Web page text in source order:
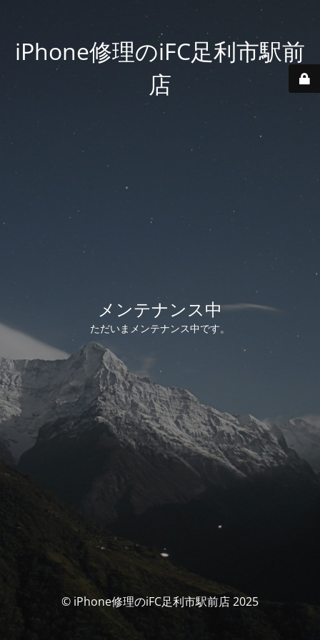
iPhone修理のiFC足利市駅前
店
メンテナンス中
ただいまメンテナンス中です。
© iPhone修理のiFC足利市駅前店 2025